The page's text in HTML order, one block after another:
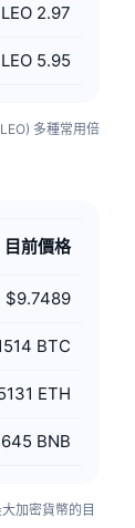
LEO 2.97
LEO 5.95
多種常用倍
目前價格
$9.7489
BTC
ETH
BNB
加密貨幣的目